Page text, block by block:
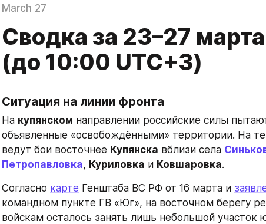
March 27
Сводка за 23–27
(до 10:00 UTC+3)
Ситуация на линии фронта
На купянском направлении российские силы
объявленные «освобождёнными» территории. На
ведут бои восточнее Купянска вблизи села
Петропавловка, Куриловка и Ковшаровка.
Согласно карте Генштаба ВС РФ от 16 марта и
командном пункте ГВ «Юг», на восточном берегу
войскам осталось занять лишь небольшой участок